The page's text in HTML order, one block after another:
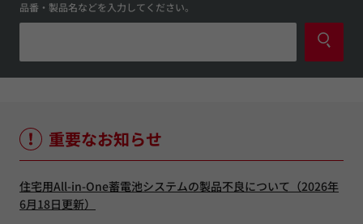
品番・製品名などを入力してください。
重要なお知らせ
住宅用All-in-One蓄電池システムの製品不良について（2026年
6月18日更新）